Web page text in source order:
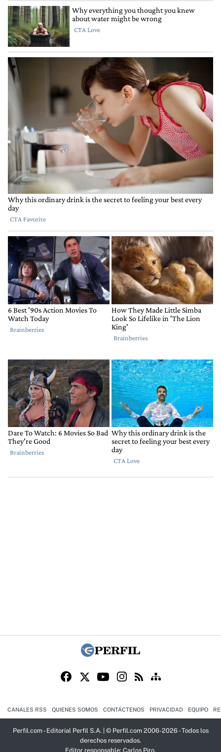
CANALES RSS QUIENES SOMOS CONTÁCTENOS PRIVACIDAD EQUIPO
Perfil.com - Editorial Perfil S.A. | © Perfil.com 2006-2026 - Todos los
derechos reservados.
Editor responsable: Carlos Piro.